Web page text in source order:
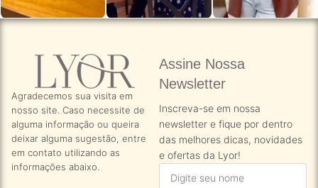
Agradecemos sua visita em
nosso site. Caso necessite de
alguma informação ou queira
deixar alguma sugestão, entre
em contato utilizando as
informações abaixo.
Assine Nossa
Newsletter​
Inscreva-se em nossa
newsletter e fique por dentro
das melhores dicas, novidades
e ofertas da Lyor!